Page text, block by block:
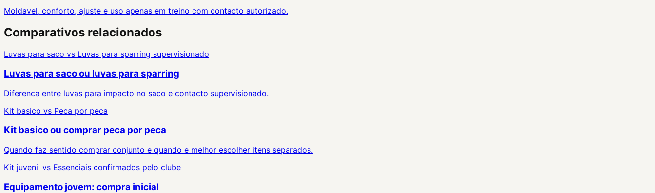
Moldavel, conforto, ajuste e uso apenas em treino com contacto autorizado.
Comparativos relacionados
Luvas para saco vs Luvas para sparring supervisionado
Luvas para saco ou luvas para sparring
Diferenca entre luvas para impacto no saco e contacto supervisionado.
Kit basico vs Peca por peca
Kit basico ou comprar peca por peca
Quando faz sentido comprar conjunto e quando e melhor escolher itens separados.
Kit juvenil vs Essenciais confirmados pelo clube
Equipamento jovem: compra inicial